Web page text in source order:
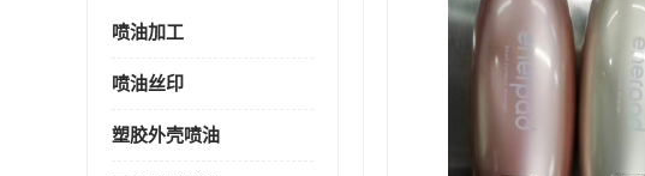
喷油加工
喷油丝印
塑胶外壳喷油